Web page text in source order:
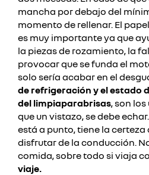
mancha por debajo del
momento de rellenar. El
es muy importante ya que
la piezas de rozamiento, la
provocar que se funda el
solo sería acabar en el
de refrigeración y el estado
del limpiaparabrisas, son
que un vistazo, se debe echar.
está a punto, tiene la
disfrutar de la conducción.
comida, sobre todo si viaja
viaje.